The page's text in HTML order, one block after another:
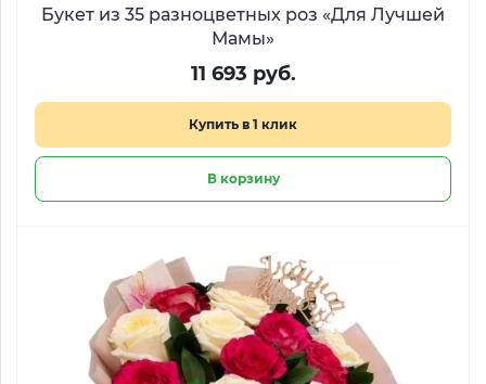
Букет из 35 разноцветных роз «Для Лучшей
Мамы»
11 693 руб.
Купить в 1 клик
В корзину